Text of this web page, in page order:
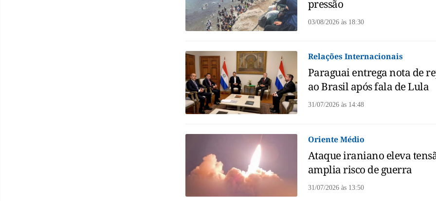
pressão
03/08/2026 às18:30
Relações Internacionais
Paraguai entrega nota de
ao Brasil após fala de Lula
31/07/2026 às14:48
Oriente Médio
Ataque iraniano eleva
amplia risco de guerra
31/07/2026 às13:50